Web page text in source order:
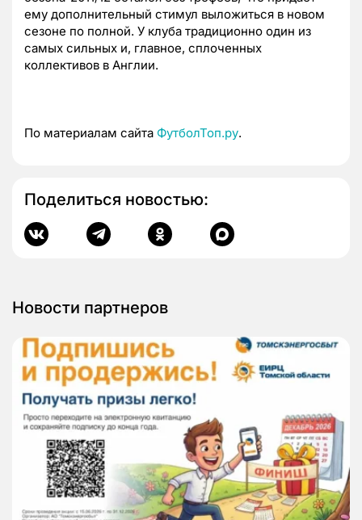
ему дополнительный стимул выложиться в новом
сезоне по полной. У клуба традиционно один из
самых сильных и, главное, сплоченных
коллективов в Англии.
По материалам сайта ФутболТоп.ру.
Поделиться новостью:
Новости партнеров